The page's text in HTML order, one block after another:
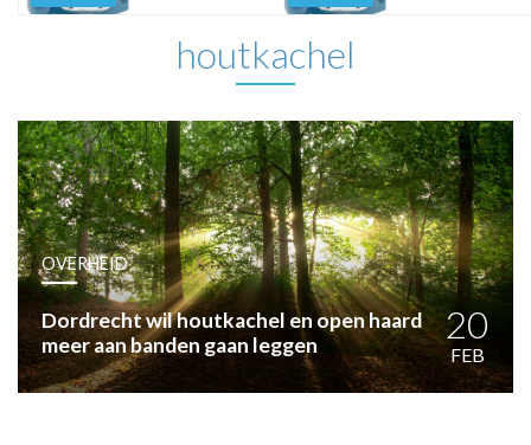
NASCHOLINGEN
ENQUÊTES
NHG
LHV
OPINIE
HUISARTSENPOST
PRAKTIJKZAKEN
TARIEVEN
VPHUISARTSEN
MEDISCHE VAKHANDEL
houtkachel
OVERHEID
Dordrecht wil houtkachel en open haard
meer aan banden gaan leggen
20
FEB